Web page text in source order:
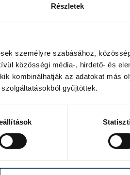
Részletek
személyre szabásához,
közösségi média-, hirdető- és
kombinálhatják az adatokat más
gyűjtöttek.